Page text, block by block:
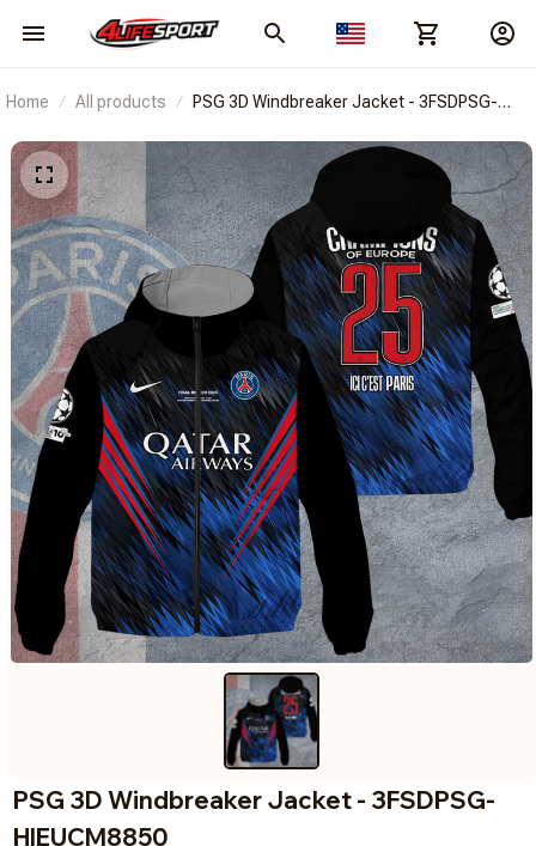
Home All products
PSG 3D Windbreaker Jacket - 3FSDPSG-
PSG 3D Windbreaker Jacket - 3FSDPSG-
HIEUCM8850